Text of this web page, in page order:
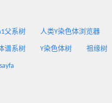
父系树 人类Y染色体浏览器
谱系树 Y染色体树 祖缘树